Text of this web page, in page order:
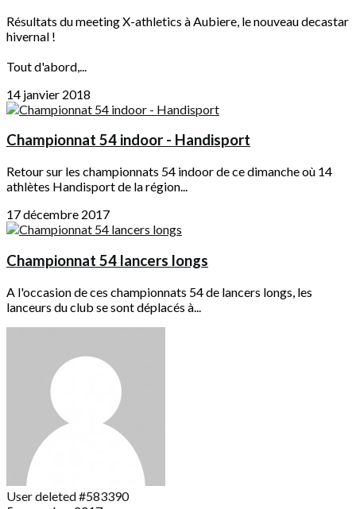
Résultats du meeting X-athletics à Aubiere, le nouveau decastar
hivernal !
Tout d'abord,...
14 janvier 2018
Championnat 54 indoor - Handisport
Retour sur les championnats 54 indoor de ce dimanche où 14
athlètes Handisport de la région...
17 décembre 2017
Championnat 54 lancers longs
A l'occasion de ces championnats 54 de lancers longs, les
lanceurs du club se sont déplacés à...
User deleted #583390